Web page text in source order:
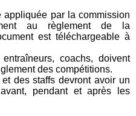
appliquée par la commission
au règlement de la
est téléchargeable à
coachs, doivent
des compétitions.
et des staffs devront avoir un
pendant et après les